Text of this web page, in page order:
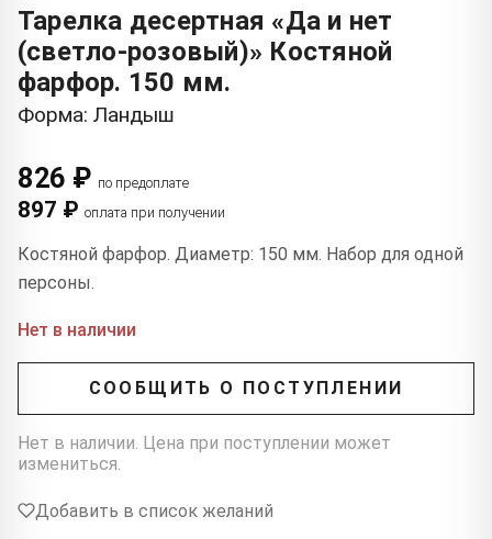
Тарелка десертная «Да и нет
(светло-розовый)» Костяной
фарфор. 150 мм.
Форма: Ландыш
826 ₽ по предоплате
897 ₽ оплата при получении
Костяной фарфор. Диаметр: 150 мм. Набор для одной
персоны.
Нет в наличии
СООБЩИТЬ О ПОСТУПЛЕНИИ
Нет в наличии. Цена при поступлении может
измениться.
Добавить в список желаний